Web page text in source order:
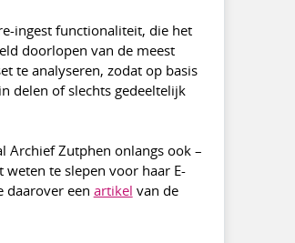
ingest functionaliteit, die het
doorlopen van de meest
te analyseren, zodat op basis
delen of slechts gedeeltelijk
Archief Zutphen onlangs ook –
weten te slepen voor haar E-
daarover een artikel van de